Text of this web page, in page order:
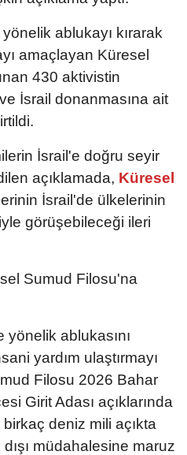
ablukayı kırarak
amaçlayan Küresel
430 aktivistin
İsrail donanmasına ait
İsrail'e doğru seyir
açıklamada, Küresel
İsrail'de ülkelerinin
görüşebileceği ileri
Sumud Filosu'na
ablukasını
yardım ulaştırmayı
Filosu 2026 Bahar
Girit Adası açıklarında
deniz mili açıkta
müdahalesine maruz